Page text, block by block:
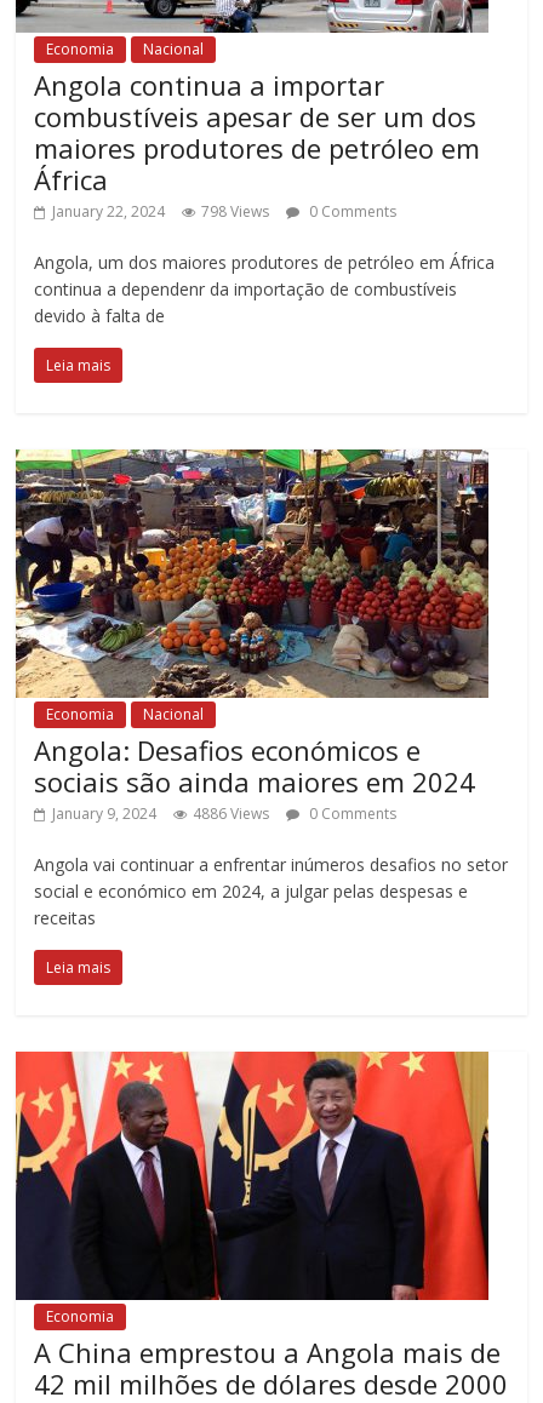
Economia Nacional
Angola continua a importar
combustíveis apesar de ser um dos
maiores produtores de petróleo em
África
January 22, 2024 798 Views 0 Comments
Angola, um dos maiores produtores de petróleo em África
continua a dependenr da importação de combustíveis
devido à falta de
Leia mais
Economia Nacional
Angola: Desafios económicos e
sociais são ainda maiores em 2024
January 9, 2024 4886 Views 0 Comments
Angola vai continuar a enfrentar inúmeros desafios no setor
social e económico em 2024, a julgar pelas despesas e
receitas
Leia mais
Economia
A China emprestou a Angola mais de
42 mil milhões de dólares desde 2000